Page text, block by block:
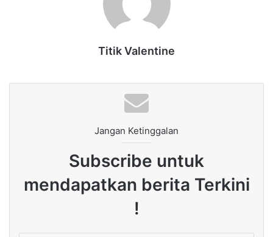
Titik Valentine
Jangan Ketinggalan
Subscribe untuk
mendapatkan berita Terkini
!